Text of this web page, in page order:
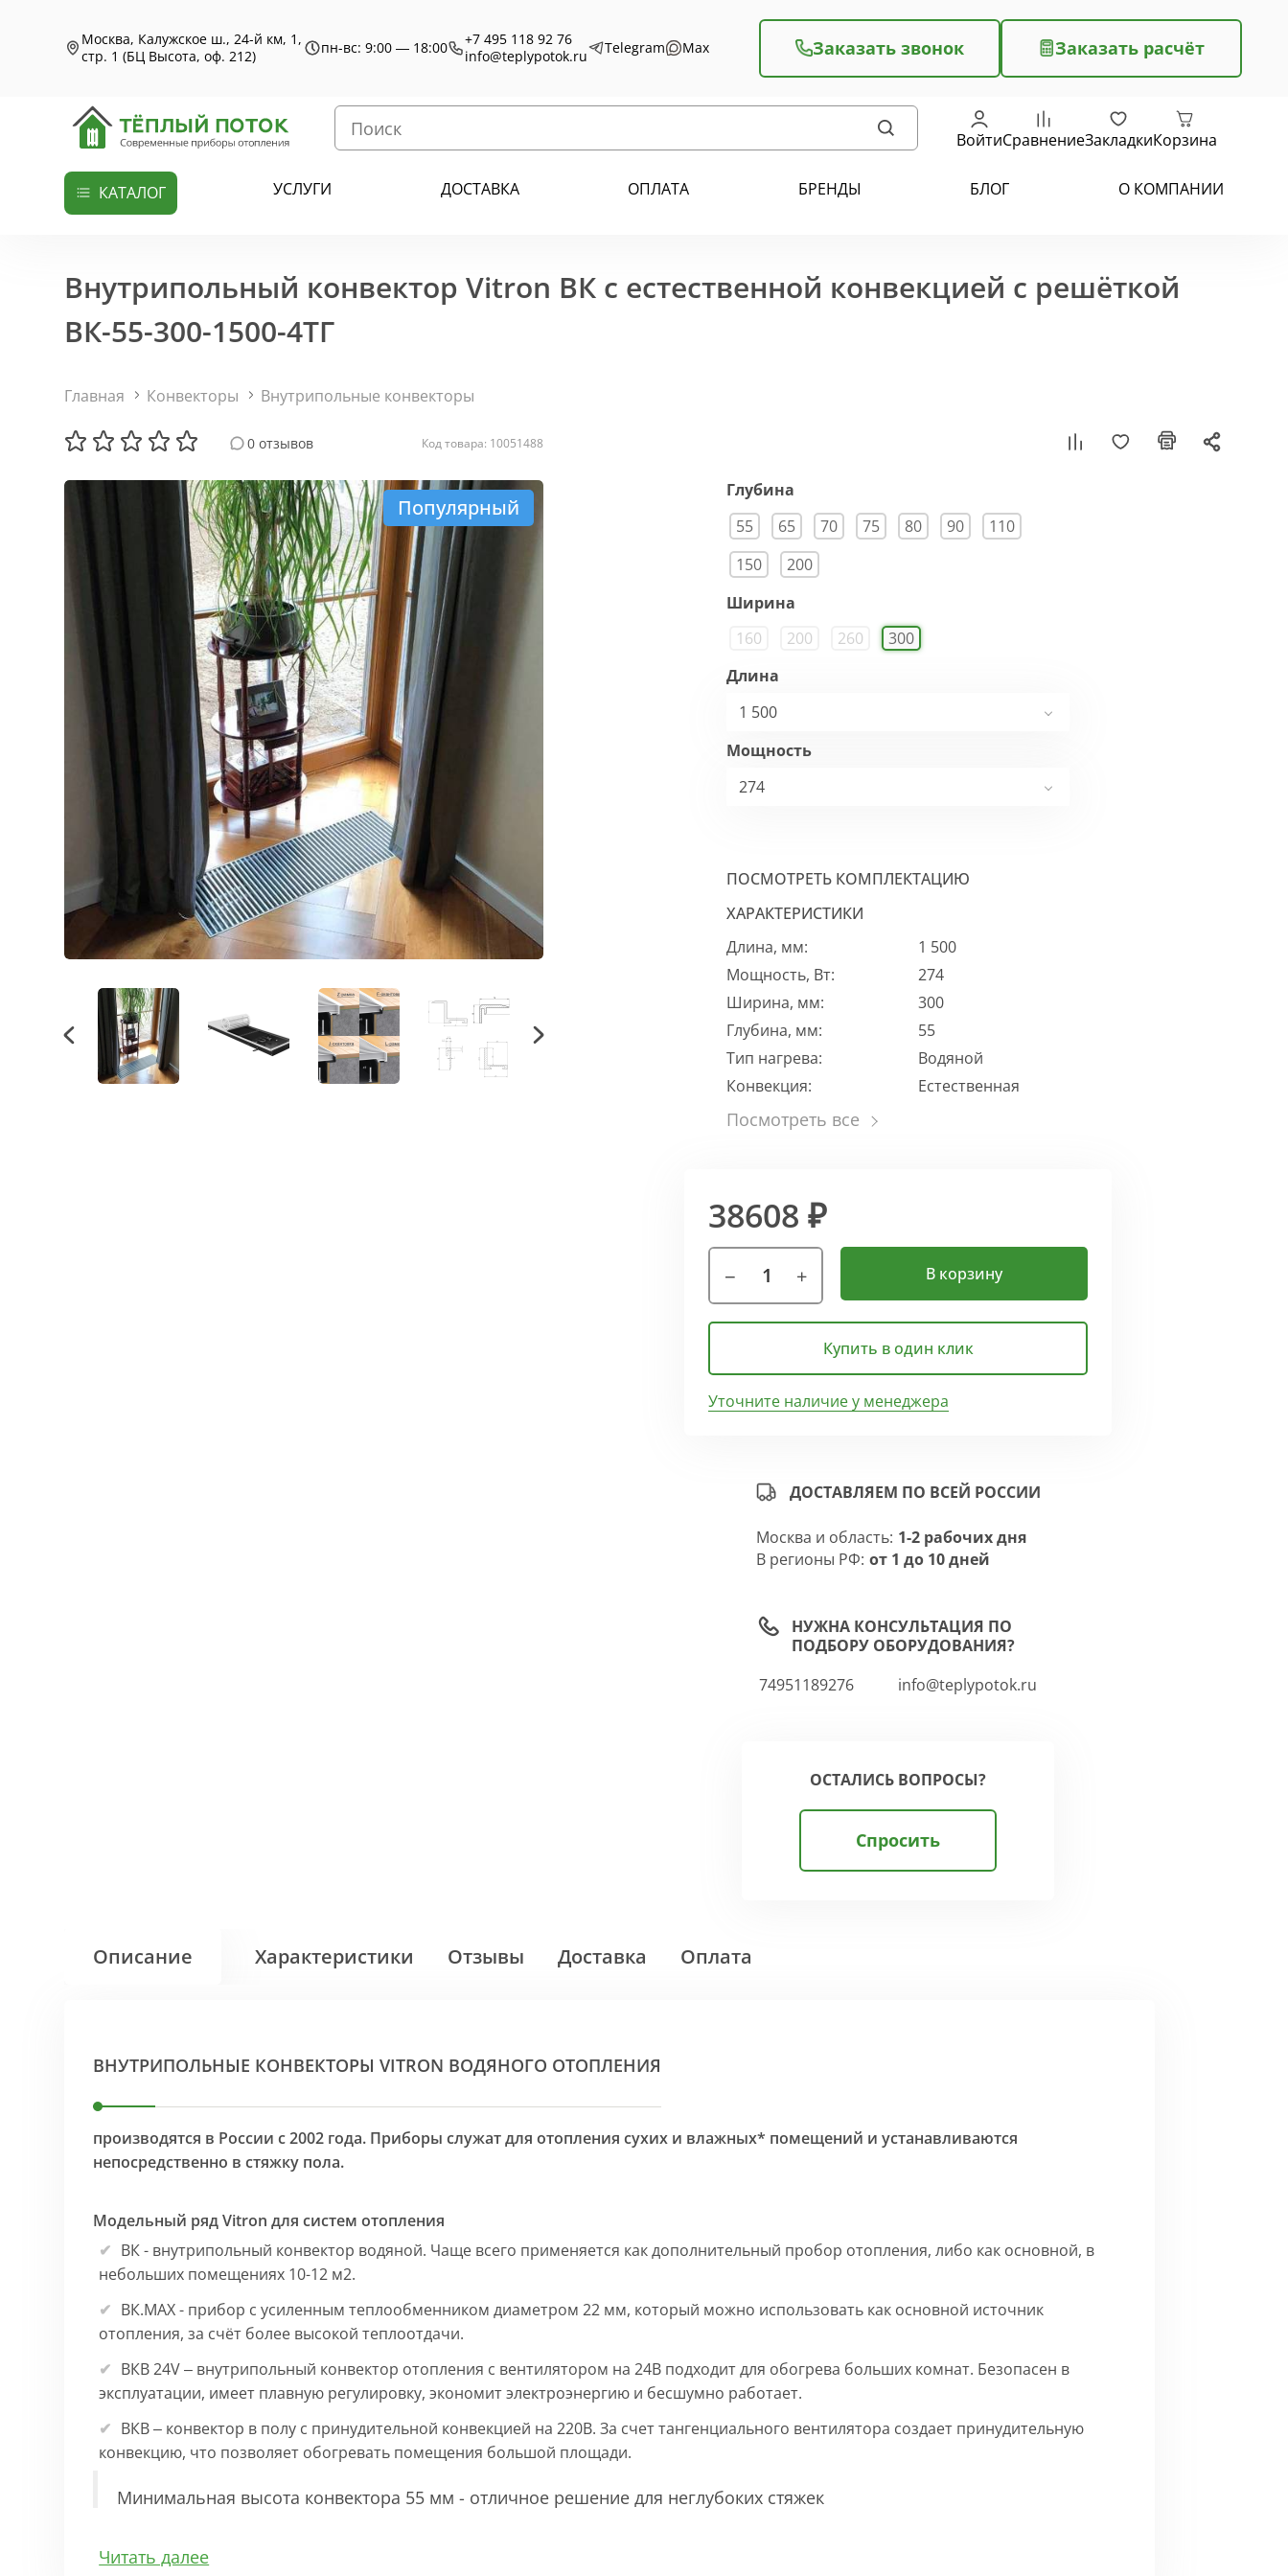
Москва, Калужское ш., 24-й км, 1,
стр. 1 (БЦ Высота, оф. 212)
пн-вс: 9:00 — 18:00
+7 495 118 92 76
info@teplypotok.ru
Telegram Max Заказать звонок Заказать расчёт
ВойтиСравнениеЗакладкиКорзина
КАТАЛОГ УСЛУГИ ДОСТАВКА ОПЛАТА БРЕНДЫ БЛОГ О КОМПАНИИ
Внутрипольный конвектор Vitron ВК с естественной конвекцией с решёткой
ВК-55-300-1500-4ТГ
Главная Конвекторы Внутрипольные конвекторы
0 отзывов Код товара: 10051488
Популярный
Глубина
55
65 70 75 80 90
110
150
200
Ширина
160
200 260
300
Длина
1 500
Мощность
274
ПОСМОТРЕТЬ КОМПЛЕКТАЦИЮ
ХАРАКТЕРИСТИКИ
Длина, мм:
1 500
Мощность, Вт:
274
Ширина, мм:
300
Глубина, мм:
55
Тип нагрева:
Водяной
Конвекция:
Естественная
38608 ₽
В корзину
Купить в один клик
Уточните наличие у менеджера
ДОСТАВЛЯЕМ ПО ВСЕЙ РОССИИ
Москва и область: 1-2 рабочих дня
В регионы РФ: от 1 до 10 дней
НУЖНА КОНСУЛЬТАЦИЯ ПО
ПОДБОРУ ОБОРУДОВАНИЯ?
74951189276
info@teplypotok.ru
ОСТАЛИСЬ ВОПРОСЫ?
Спросить
Описание Характеристики Отзывы Доставка Оплата
ВНУТРИПОЛЬНЫЕ КОНВЕКТОРЫ VITRON ВОДЯНОГО ОТОПЛЕНИЯ
производятся в России с 2002 года. Приборы служат для отопления сухих и влажных* помещений и устанавливаются
непосредственно в стяжку пола.
Модельный ряд Vitron для систем отопления
ВК - внутрипольный конвектор водяной. Чаще всего применяется как дополнительный пробор отопления, либо как основной, в
небольших помещениях 10-12 м2.
ВК.МАХ - прибор с усиленным теплообменником диаметром 22 мм, который можно использовать как основной источник
отопления, за счёт более высокой теплоотдачи.
ВКВ 24V – внутрипольный конвектор отопления с вентилятором на 24В подходит для обогрева больших комнат. Безопасен в
эксплуатации, имеет плавную регулировку, экономит электроэнергию и бесшумно работает.
ВКВ – конвектор в полу с принудительной конвекцией на 220В. За счет тангенциального вентилятора создает принудительную
конвекцию, что позволяет обогревать помещения большой площади.
Минимальная высота конвектора 55 мм - отличное решение для неглубоких стяжек
Особенности:
Читать далее